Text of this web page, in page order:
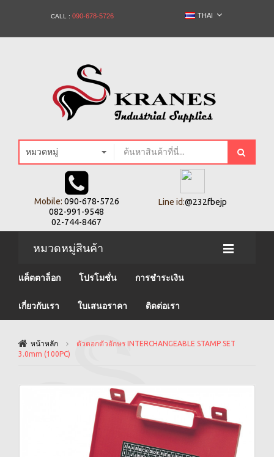
CALL : 090-678-5726 THAI
หมวดหมู่
Mobile: 090-678-5726
082-991-9548
02-744-8467
Line id:@232fbejp
หมวดหมู่สินค้า
แค็ตตาล็อก โปรโมชั่น การชำระเงิน
เกี่ยวกับเรา ใบเสนอราคา ติดต่อเรา
หน้าหลัก
ตัวตอกตัวอักษร INTERCHANGEABLE STAMP SET
3.0mm (100PC)